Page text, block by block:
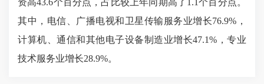
资高43.6个百分点，占比较上年同期高了1.1个百分点。
其中，电信、广播电视和卫星传输服务业增长76.9%，
计算机、通信和其他电子设备制造业增长47.1%，专业
技术服务业增长28.9%。